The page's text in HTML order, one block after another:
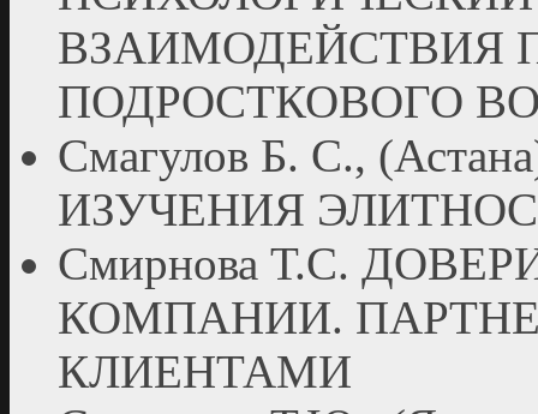
ВЗАИМОДЕЙСТВИЯ
ПОДРОСТКОВОГО
Смагулов Б. С.,
ИЗУЧЕНИЯ
Смирнова Т.С.
КОМПАНИИ.
КЛИЕНТАМИ